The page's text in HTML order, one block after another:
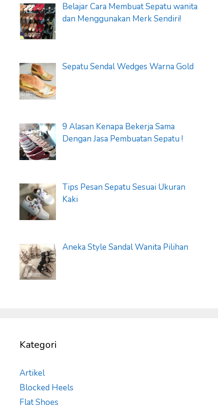
Belajar Cara Membuat Sepatu wanita
dan Menggunakan Merk Sendiri!
Sepatu Sendal Wedges Warna Gold
9 Alasan Kenapa Bekerja Sama
Dengan Jasa Pembuatan Sepatu !
Tips Pesan Sepatu Sesuai Ukuran
Kaki
Aneka Style Sandal Wanita Pilihan
Kategori
Artikel
Blocked Heels
Flat Shoes